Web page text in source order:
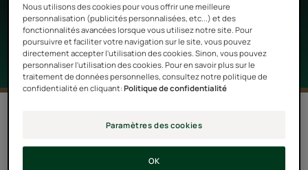
Nous utilisons des cookies pour vous offrir une meilleure
personnalisation (publicités personnalisées, etc...) et des
fonctionnalités avancées lorsque vous utilisez notre site. Pour
poursuivre et faciliter votre navigation sur le site, vous pouvez
directement accepter l'utilisation des cookies. Sinon, vous pouvez
personnaliser l'utilisation des cookies. Pour en savoir plus sur le
traitement de données personnelles, consultez notre politique de
confidentialité en cliquant:Politique de confidentialité
Paramètres des cookies
OK